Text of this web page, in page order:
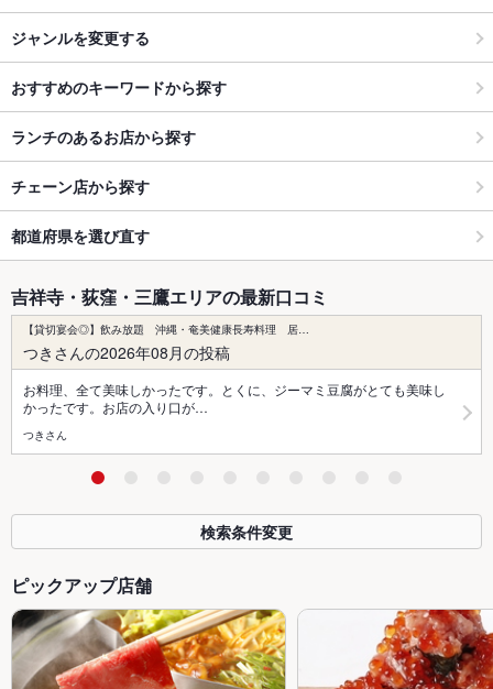
ジャンルを変更する
おすすめのキーワードから探す
ランチのあるお店から探す
チェーン店から探す
都道府県を選び直す
吉祥寺・荻窪・三鷹エリアの最新口コミ
【貸切宴会◎】飲み放題 沖縄・奄美健康長寿料理 居…
つきさんの2026年08月の投稿
お料理、全て美味しかったです。とくに、ジーマミ豆腐がとても美味し
かったです。お店の入り口が…
つきさん
検索条件変更
ピックアップ店舗